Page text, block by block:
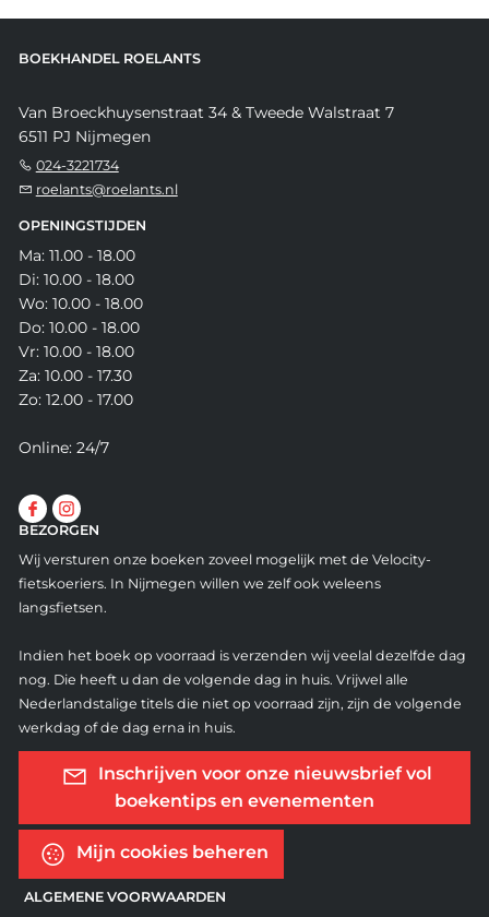
BOEKHANDEL ROELANTS
Van Broeckhuysenstraat 34 & Tweede Walstraat 7
6511 PJ Nijmegen
024-3221734
roelants@roelants.nl
OPENINGSTIJDEN
Ma: 11.00 - 18.00
Di: 10.00 - 18.00
Wo: 10.00 - 18.00
Do: 10.00 - 18.00
Vr: 10.00 - 18.00
Za: 10.00 - 17.30
Zo: 12.00 - 17.00
Online: 24/7
BEZORGEN
Wij versturen onze boeken zoveel mogelijk met de Velocity-
fietskoeriers. In Nijmegen willen we zelf ook weleens
langsfietsen.
Indien het boek op voorraad is verzenden wij veelal dezelfde dag
nog. Die heeft u dan de volgende dag in huis. Vrijwel alle
Nederlandstalige titels die niet op voorraad zijn, zijn de volgende
werkdag of de dag erna in huis.
Inschrijven voor onze nieuwsbrief vol
boekentips en evenementen
Mijn cookies beheren
ALGEMENE VOORWAARDEN